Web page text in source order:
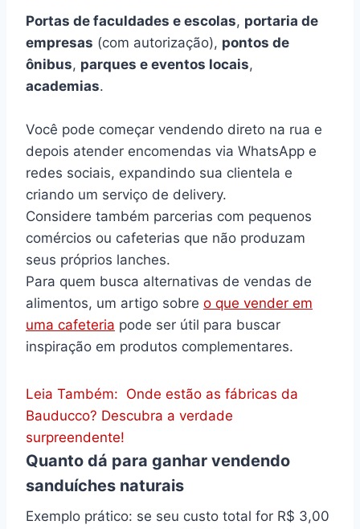
Portas de faculdades e escolas, portaria de
empresas (com autorização), pontos de
ônibus, parques e eventos locais,
academias.
Você pode começar vendendo direto na rua e
depois atender encomendas via WhatsApp e
redes sociais, expandindo sua clientela e
criando um serviço de delivery.
Considere também parcerias com pequenos
comércios ou cafeterias que não produzam
seus próprios lanches.
Para quem busca alternativas de vendas de
alimentos, um artigo sobre o que vender em
uma cafeteria pode ser útil para buscar
inspiração em produtos complementares.
Leia Também: Onde estão as fábricas da
Bauducco? Descubra a verdade
surpreendente!
Quanto dá para ganhar vendendo
sanduíches naturais
Exemplo prático: se seu custo total for R$ 3,00